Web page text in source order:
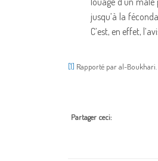
jusqu’à la
C’est, en effet,
[1] Rapporté par al-Boukhari.
Partager ceci: